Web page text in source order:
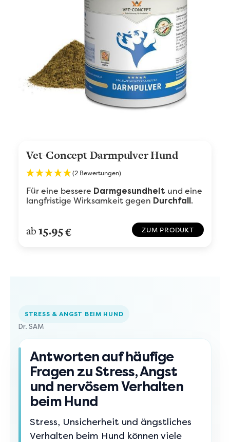
Vet-Concept Darmpulver Hund
(2 Bewertungen)
Für eine bessere Darmgesundheit und eine
langfristige Wirksamkeit gegen Durchfall.
ab15.95€ ZUM PRODUKT
STRESS & ANGST BEIM HUND
Dr. SAM
Antworten auf häufige
Fragen zu Stress, Angst
und nervösem Verhalten
beim Hund
Stress, Unsicherheit und ängstliches
Verhalten beim Hund können viele